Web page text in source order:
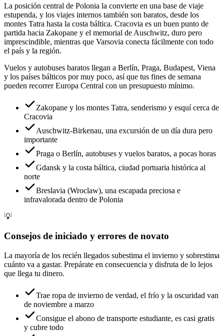
La posición central de Polonia la convierte en una base de viaje
estupenda, y los viajes internos también son baratos, desde los
montes Tatra hasta la costa báltica. Cracovia es un buen punto de
partida hacia Zakopane y el memorial de Auschwitz, duro pero
imprescindible, mientras que Varsovia conecta fácilmente con todo
el país y la región.
Vuelos y autobuses baratos llegan a Berlín, Praga, Budapest, Viena
y los países bálticos por muy poco, así que tus fines de semana
pueden recorrer Europa Central con un presupuesto mínimo.
Zakopane y los montes Tatra, senderismo y esquí cerca de
Cracovia
Auschwitz-Birkenau, una excursión de un día dura pero
importante
Praga o Berlín, autobuses y vuelos baratos, a pocas horas
Gdansk y la costa báltica, ciudad portuaria histórica al
norte
Breslavia (Wroclaw), una escapada preciosa e
infravalorada dentro de Polonia
💡
Consejos de iniciado y errores de novato
La mayoría de los recién llegados subestima el invierno y sobrestima
cuánto va a gastar. Prepárate en consecuencia y disfruta de lo lejos
que llega tu dinero.
Trae ropa de invierno de verdad, el frío y la oscuridad van
de noviembre a marzo
Consigue el abono de transporte estudiante, es casi gratis
y cubre todo